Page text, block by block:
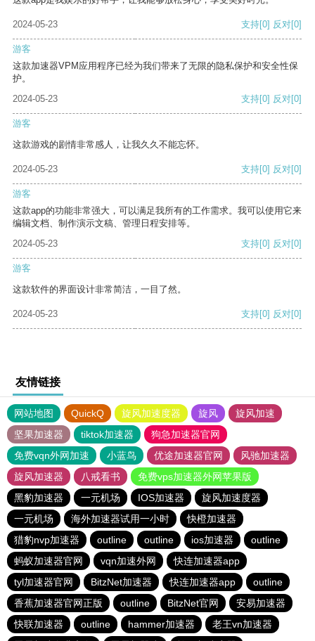
2024-05-23 支持[0] 反对[0]
游客
这款加速器VPM应用程序已经为我们带来了无限的隐私保护和安全性保
护。
2024-05-23
支持[0] 反对[0]
游客
这款游戏的剧情非常感人，让我久久不能忘怀。
2024-05-23 支持[0] 反对[0]
游客
这款app的功能非常强大，可以满足我所有的工作需求。我可以使用它来
编辑文档、制作演示文稿、管理日程安排等。
2024-05-23
支持[0] 反对[0]
游客
这款软件的界面设计非常简洁，一目了然。
2024-05-23 支持[0] 反对[0]
友情链接
网站地图 QuickQ 旋风加速度器 旋风
旋风加速
坚果加速器
tiktok加速器
狗急加速器官网
免费vqn外网加速
小蓝鸟 优途加速器官网
风驰加速器
旋风加速器
八戒看书
免费vps加速器外网苹果版
黑豹加速器
一元机场 IOS加速器
旋风加速度器
一元机场
海外加速器试用一小时
快橙加速器
猎豹nvp加速器
outline outline ios加速器
outline
蚂蚁加速器官网
vqn加速外网
快连加速器app
tyl加速器官网
BitzNet加速器 快连加速器app
outline
香蕉加速器官网正版
outline BitzNet官网
安易加速器
快联加速器
outline hammer加速器
老王vn加速器